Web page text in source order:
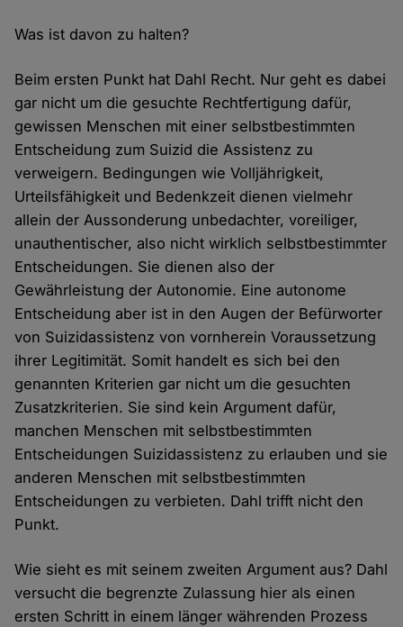
Was ist davon zu halten?
Beim ersten Punkt hat Dahl Recht. Nur geht es dabei
gar nicht um die gesuchte Rechtfertigung dafür,
gewissen Menschen mit einer selbstbestimmten
Entscheidung zum Suizid die Assistenz zu
verweigern. Bedingungen wie Volljährigkeit,
Urteilsfähigkeit und Bedenkzeit dienen vielmehr
allein der Aussonderung unbedachter, voreiliger,
unauthentischer, also nicht wirklich selbstbestimmter
Entscheidungen. Sie dienen also der
Gewährleistung der Autonomie. Eine autonome
Entscheidung aber ist in den Augen der Befürworter
von Suizidassistenz von vornherein Voraussetzung
ihrer Legitimität. Somit handelt es sich bei den
genannten Kriterien gar nicht um die gesuchten
Zusatzkriterien. Sie sind kein Argument dafür,
manchen Menschen mit selbstbestimmten
Entscheidungen Suizidassistenz zu erlauben und sie
anderen Menschen mit selbstbestimmten
Entscheidungen zu verbieten. Dahl trifft nicht den
Punkt.
Wie sieht es mit seinem zweiten Argument aus? Dahl
versucht die begrenzte Zulassung hier als einen
ersten Schritt in einem länger währenden Prozess